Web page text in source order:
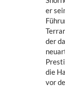
er
der
die
vor